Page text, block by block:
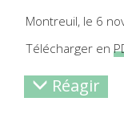
Montreuil, le 6
Télécharger en
Réagir